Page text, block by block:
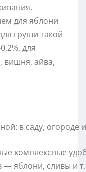
для яблони
груши такой
для
вишня, айва,
комплексные
— яблони, сливы и